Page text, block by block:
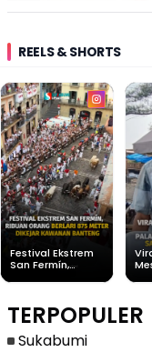
REELS & SHORTS
Festival Ekstrem
San Fermín,
Banteng
TERPOPULER
Sukabumi